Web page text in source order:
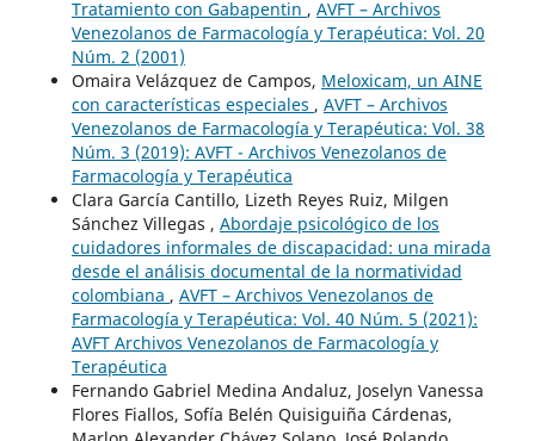
Tratamiento con Gabapentin , AVFT – Archivos
Venezolanos de Farmacología y Terapéutica: Vol. 20
Núm. 2 (2001)
Omaira Velázquez de Campos, Meloxicam, un AINE
con características especiales , AVFT – Archivos
Venezolanos de Farmacología y Terapéutica: Vol. 38
Núm. 3 (2019): AVFT - Archivos Venezolanos de
Farmacología y Terapéutica
Clara García Cantillo, Lizeth Reyes Ruiz, Milgen
Sánchez Villegas , Abordaje psicológico de los
cuidadores informales de discapacidad: una mirada
desde el análisis documental de la normatividad
colombiana , AVFT – Archivos Venezolanos de
Farmacología y Terapéutica: Vol. 40 Núm. 5 (2021):
AVFT Archivos Venezolanos de Farmacología y
Terapéutica
Fernando Gabriel Medina Andaluz, Joselyn Vanessa
Flores Fiallos, Sofía Belén Quisiguiña Cárdenas,